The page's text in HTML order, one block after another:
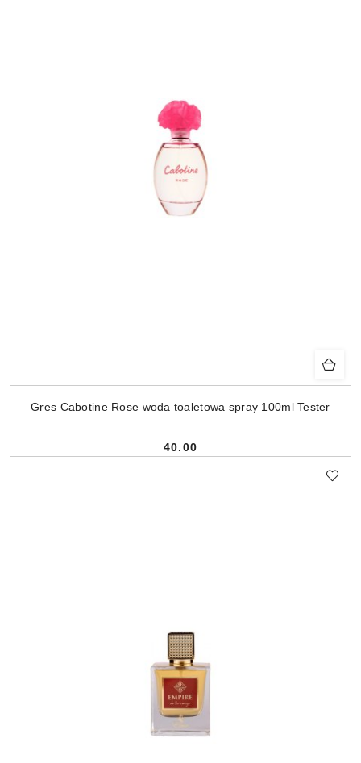
Gres Cabotine Rose woda toaletowa spray 100ml Tester
Cena:
40.00